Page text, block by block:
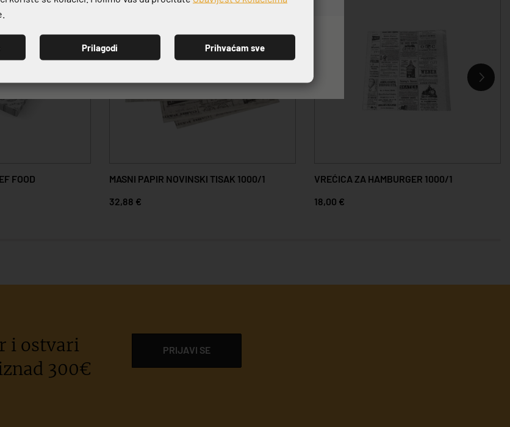
FOOD
MASNI PAPIR NOVINSKI TISAK 1000/1
32,88 €
VREĆICA ZA HAMBURGER 1000/1
18,00 €
i ostvari
300€
PRIJAVI SE
PRIJAVI SE
Prilagodi Prihvaćam sve